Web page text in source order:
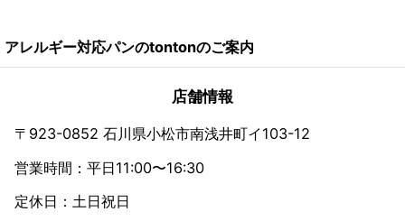
2024年
2022年
2021年
2020年
アレルギー対応パンのtontonのご案内
店舗情報
〒923-0852 石川県小松市南浅井町イ103-12
営業時間：平日11:00〜16:30
定休日：土日祝日